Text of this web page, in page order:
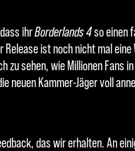
ihrBorderlands 4so einen
ist noch nicht mal eine
zu sehen, wie Millionen Fans
neuen Kammer-Jäger voll
das wir erhalten. An